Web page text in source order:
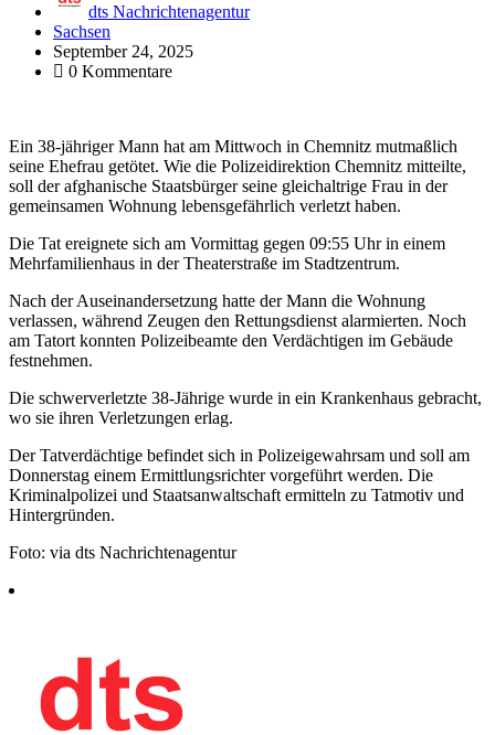
dts Nachrichtenagentur
Sachsen
September 24, 2025
0 Kommentare
Ein 38-jähriger Mann hat am Mittwoch in Chemnitz mutmaßlich
seine Ehefrau getötet. Wie die Polizeidirektion Chemnitz mitteilte,
soll der afghanische Staatsbürger seine gleichaltrige Frau in der
gemeinsamen Wohnung lebensgefährlich verletzt haben.
Die Tat ereignete sich am Vormittag gegen 09:55 Uhr in einem
Mehrfamilienhaus in der Theaterstraße im Stadtzentrum.
Nach der Auseinandersetzung hatte der Mann die Wohnung
verlassen, während Zeugen den Rettungsdienst alarmierten. Noch
am Tatort konnten Polizeibeamte den Verdächtigen im Gebäude
festnehmen.
Die schwerverletzte 38-Jährige wurde in ein Krankenhaus gebracht,
wo sie ihren Verletzungen erlag.
Der Tatverdächtige befindet sich in Polizeigewahrsam und soll am
Donnerstag einem Ermittlungsrichter vorgeführt werden. Die
Kriminalpolizei und Staatsanwaltschaft ermitteln zu Tatmotiv und
Hintergründen.
Foto: via dts Nachrichtenagentur